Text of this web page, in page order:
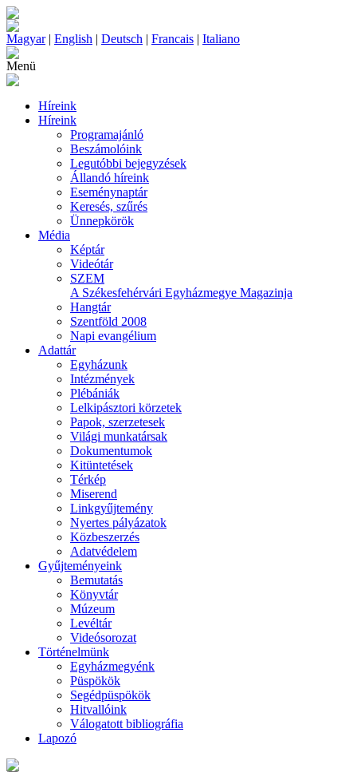
Magyar| English | Deutsch | Francais | Italiano
Menü
Híreink
Híreink
Programajánló
Beszámolóink
Legutóbbi bejegyzések
Állandó híreink
Eseménynaptár
Keresés, szűrés
Ünnepkörök
Média
Képtár
Videótár
SZEM
A Székesfehérvári Egyházmegye Magazinja
Hangtár
Szentföld 2008
Napi evangélium
Adattár
Egyházunk
Intézmények
Plébániák
Lelkipásztori körzetek
Papok, szerzetesek
Világi munkatársak
Dokumentumok
Kitüntetések
Térkép
Miserend
Linkgyűjtemény
Nyertes pályázatok
Közbeszerzés
Adatvédelem
Gyűjteményeink
Bemutatás
Könyvtár
Múzeum
Levéltár
Videósorozat
Történelmünk
Egyházmegyénk
Püspökök
Segédpüspökök
Hitvallóink
Válogatott bibliográfia
Lapozó